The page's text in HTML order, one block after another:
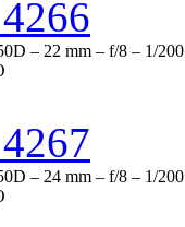
– 22 mm – f/8 – 1/200
– 24 mm – f/8 – 1/200